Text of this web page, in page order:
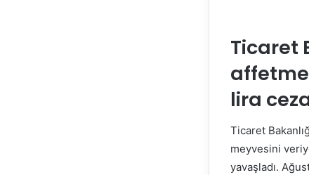
Ticaret
lira
Ticaret
meyvesini
yavaşladı.